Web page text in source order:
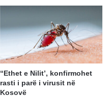
“Ethet e Nilit’, konfirmohet
rasti i parë i virusit në
Kosovë